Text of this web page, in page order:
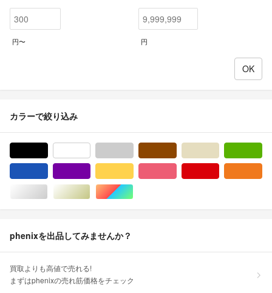
円〜 円
カラーで絞り込み
シルバー/銀色系ゴールド/金色系マルチカラー
phenixを出品してみませんか？
買取よりも高値で売れる!
まずはphenixの売れ筋価格をチェック